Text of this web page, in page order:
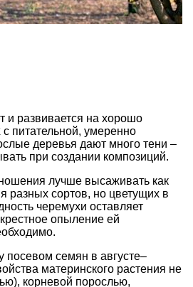
и развивается на хорошо
питательной, умеренно
деревья дают много тени –
при создании композиций.
лучше высаживать как
разных сортов, но цветущих в
черемухи оставляет
опыление ей
посевом семян в августе–
материнского растения не
корневой порослью,